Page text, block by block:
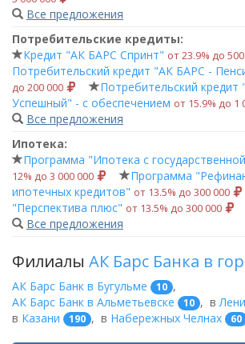
Все предложения
Потребительские кредиты:
Кредит "АК БАРС Спринт" от 23.9% до
Потребительский кредит "АК БАРС -
до 200 000
Потребительский
Успешный" - с обеспечением от 15.9% до 1
Все предложения
Ипотека:
Программа "Ипотека с
12% до 3 000 000
Программа
ипотечных кредитов" от 13.5% до 300 000
"Перспектива плюс" от 13.5% до 300 000
Все предложения
Филиалы АК Барс Банка в
АК Барс Банк в Бугульме 10 ,
АК Барс Банк в Альметьевске
10 , в
в Казани 190 , в Набережных Челнах 60